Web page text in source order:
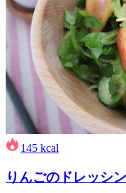
145 kcal
りんごのドレッシ